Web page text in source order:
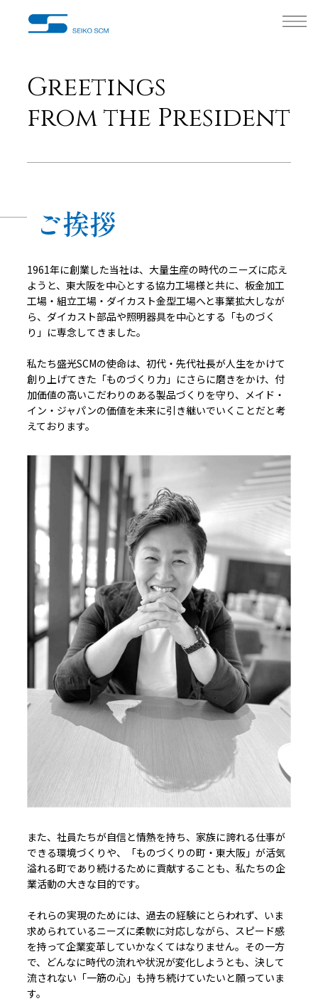
Greetings
from the President
ご挨拶
1961年に創業した当社は、大量生産の時代のニーズに応え
ようと、東大阪を中心とする協力工場様と共に、板金加工
工場・組立工場・ダイカスト金型工場へと事業拡大しなが
ら、ダイカスト部品や照明器具を中心とする「ものづく
り」に専念してきました。
私たち盛光SCMの使命は、初代・先代社長が人生をかけて
創り上げてきた「ものづくり力」にさらに磨きをかけ、付
加価値の高いこだわりのある製品づくりを守り、メイド・
イン・ジャパンの価値を未来に引き継いでいくことだと考
えております。
また、社員たちが自信と情熱を持ち、家族に誇れる仕事が
できる環境づくりや、「ものづくりの町・東大阪」が活気
溢れる町であり続けるために貢献することも、私たちの企
業活動の大きな目的です。
それらの実現のためには、過去の経験にとらわれず、いま
求められているニーズに柔軟に対応しながら、スピード感
を持って企業変革していかなくてはなりません。その一方
で、どんなに時代の流れや状況が変化しようとも、決して
流されない「一筋の心」も持ち続けていたいと願っていま
す。